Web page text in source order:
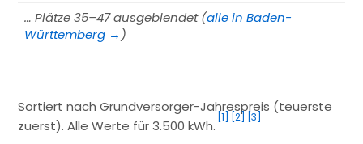
… Plätze 35–47 ausgeblendet (alle in Baden-
Württemberg → )
Sortiert nach Grundversorger-Jahrespreis (teuerste
zuerst). Alle Werte für 3.500 kWh.
[1] [2] [3]